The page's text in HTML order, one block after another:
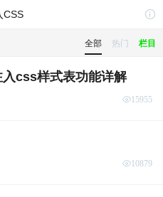
CSS
全部 热门 栏目
css样式表功能详解
15955
10879